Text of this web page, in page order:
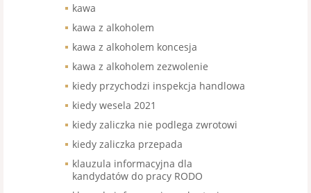
kawa
kawa z alkoholem
kawa z alkoholem koncesja
kawa z alkoholem zezwolenie
kiedy przychodzi inspekcja handlowa
kiedy wesela 2021
kiedy zaliczka nie podlega zwrotowi
kiedy zaliczka przepada
klauzula informacyjna dla
kandydatów do pracy RODO